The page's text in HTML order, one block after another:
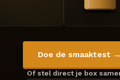
Doe de smaaktest →
Of stel direct je box